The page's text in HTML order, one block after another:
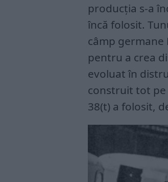
producția s-a
încă folosit.
câmp germane
pentru a crea
evoluat în
construit tot pe
38(t) a folosit,